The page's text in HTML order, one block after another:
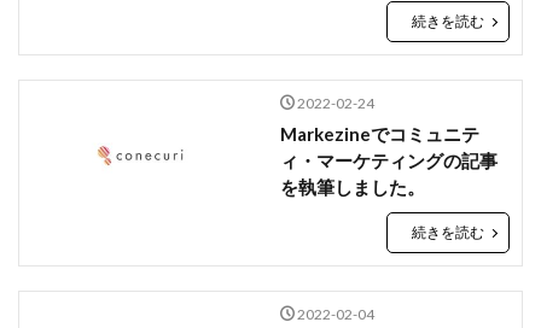
続きを読む
2022-02-24
Markezineでコミュニテ
ィ・マーケティングの記事
を執筆しました。
続きを読む
2022-02-04